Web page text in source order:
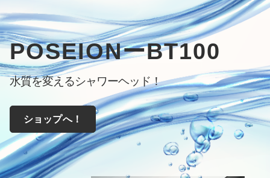
POSEIONーBT100
水質を変えるシャワーヘッド！
ショップへ！